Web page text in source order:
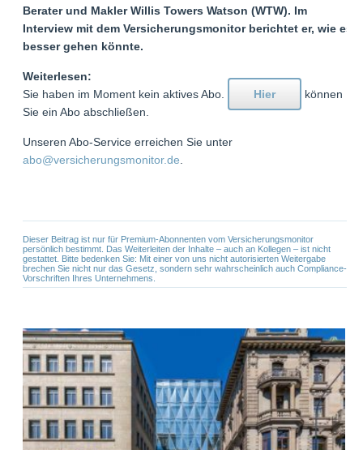
Berater und Makler Willis Towers Watson (WTW). Im
Interview mit dem Versicherungsmonitor berichtet er, wie es
besser gehen könnte.
Weiterlesen:
Sie haben im Moment kein aktives Abo.
Hier
können
Sie ein Abo abschließen.
Unseren Abo-Service erreichen Sie unter
abo@versicherungsmonitor.de
Dieser Beitrag ist nur für Premium-Abonnenten vom Versicherungsmonitor
persönlich bestimmt. Das Weiterleiten der Inhalte – auch an Kollegen – ist nicht
gestattet. Bitte bedenken Sie: Mit einer von uns nicht autorisierten Weitergabe
brechen Sie nicht nur das Gesetz, sondern sehr wahrscheinlich auch Compliance-
Vorschriften Ihres Unternehmens.